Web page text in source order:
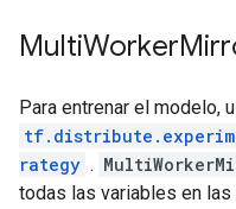
MultiWorker
Para entrenar el modelo,
rategy .
todas las variables en